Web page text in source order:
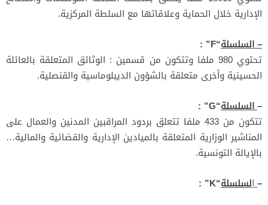
الإدارية خلال الحماية وعلاقاتها مع السلطة المركزية.
–السلسلة“F” :
تحتوي 980 ملفا وتتكون من قسمين : الوثائق المتعلقة بالعائلة
الحسينية وأخرى متعلقة بالشؤون الديبلوماسية والقنصلية.
–السلسلة“G” :
تتكون من 433 ملفا تتعلق بردود المراقبين المدنين والعمال على
المناشير الوزارية المتعلقة بالميادين الإدارية والقضائية والمالية…
بالإيالة التونسية.
–السلسلة“K” :